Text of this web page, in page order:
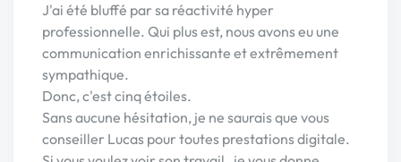
J'ai été bluffé par sa réactivité hyper
professionnelle. Qui plus est, nous avons eu une
communication enrichissante et extrêmement
sympathique.
Donc, c'est cinq étoiles.
Sans aucune hésitation, je ne saurais que vous
conseiller Lucas pour toutes prestations digitale.